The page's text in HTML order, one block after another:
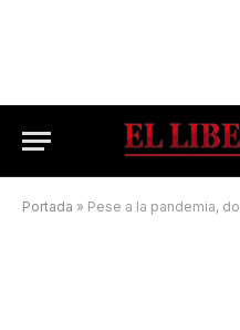
Portada » Pese a la pandemia, dos